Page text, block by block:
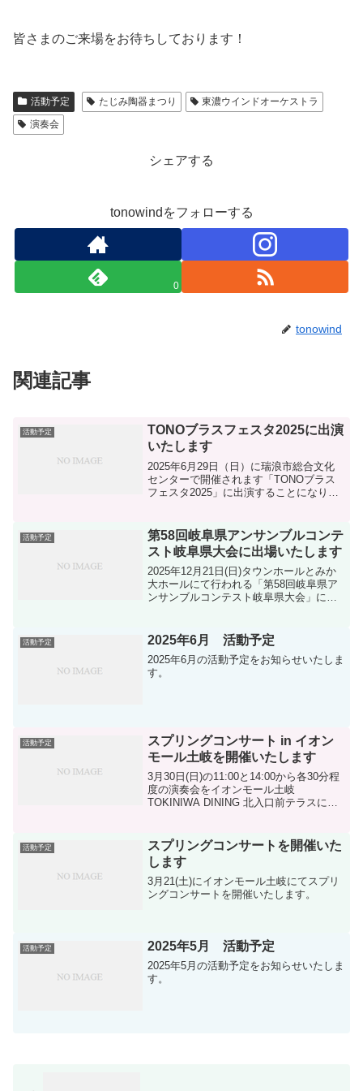
皆さまのご来場をお待ちしております！
活動予定 たじみ陶器まつり
東濃ウインドオーケストラ
演奏会
シェアする
tonowindをフォローする
0
tonowind
関連記事
活動予定
TONOブラスフェスタ2025に出演
いたします
2025年6月29日（日）に瑞浪市総合文化
センターで開催されます「TONOブラス
フェスタ2025」に出演することになりま
活動予定
第58回岐阜県アンサンブルコンテ
スト岐阜県大会に出場いたします
2025年12月21日(日)タウンホールとみか
大ホールにて行われる「第58回岐阜県ア
ンサンブルコンテスト岐阜県大会」に出
活動予定 2025年6月 活動予定
2025年6月の活動予定をお知らせいたしま
す。
活動予定
スプリングコンサート in イオン
モール土岐を開催いたします
3月30日(日)の11:00と14:00から各30分程
度の演奏会をイオンモール土岐
TOKINIWA DINING 北入口前テラスにて
活動予定
スプリングコンサートを開催いた
します
3月21(土)にイオンモール土岐にてスプリ
ングコンサートを開催いたします。
活動予定 2025年5月 活動予定
2025年5月の活動予定をお知らせいたしま
す。